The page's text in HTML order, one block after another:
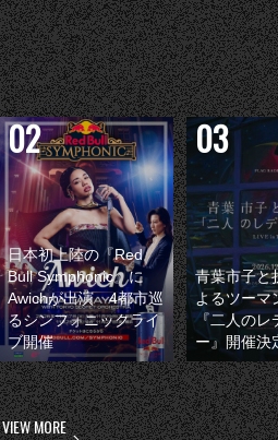
日本初上陸の『Red
Bull Symphonic』に
Awichが出演 4都市巡
るシンフォニックライ
ブ開催
青葉市子と
よるツーマ
『二人のレ
ー』開催決
VIEW MORE